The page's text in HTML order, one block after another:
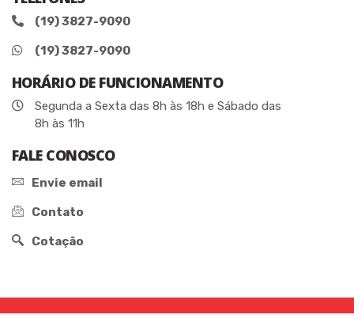
(19) 3827-9090
(19) 3827-9090
HORÁRIO DE FUNCIONAMENTO
Segunda a Sexta das 8h às 18h e Sábado das
8h às 11h
FALE CONOSCO
Envie email
Contato
Cotação